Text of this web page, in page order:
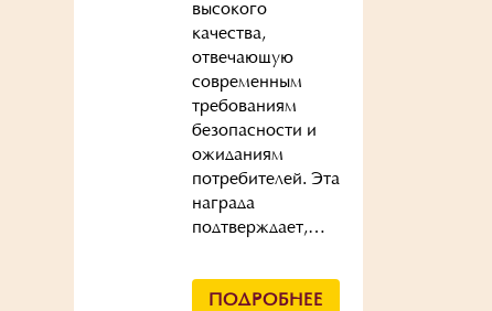
высокого
качества,
отвечающую
современным
требованиям
безопасности и
ожиданиям
потребителей. Эта
награда
подтверждает,…
ПОДРОБНЕЕ